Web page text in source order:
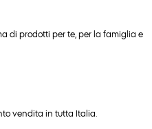
di prodotti per te, per la famiglia e
vendita in tutta Italia.